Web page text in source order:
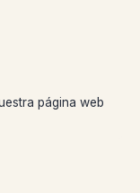
página web